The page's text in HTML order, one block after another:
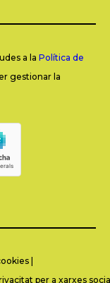
a la Política de
gestionar la
per a xarxes